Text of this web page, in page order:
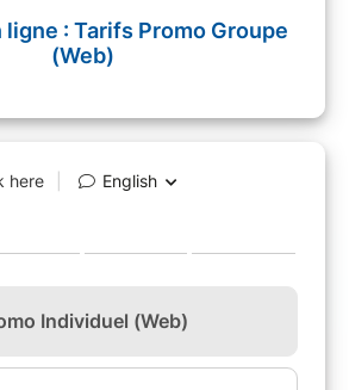
ligne : Tarifs Promo Groupe
(Web)